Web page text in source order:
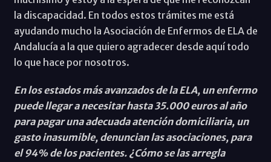
la discapacidad. En todos estos trámites me está
ayudando mucho la Asociación de Enfermos de ELA de
Andalucía a la que quiero agradecer desde aquí todo
lo que hace por nosotros.
En los estados más avanzados de la ELA, un enfermo
puede llegar a necesitar hasta 35.000 euros al año
para pagar una adecuada atención domiciliaria, un
gasto inasumible, denuncian las asociaciones, para
el 94% de los pacientes. ¿Cómo se las arregla